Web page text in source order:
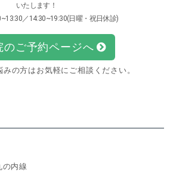
いたします！
／14:30~19:30(日曜・祝日休診)
のご予約ページへ
の方はお気軽にご相談ください。
の内線